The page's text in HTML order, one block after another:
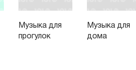
Музыка для
прогулок
Музыка для
дома